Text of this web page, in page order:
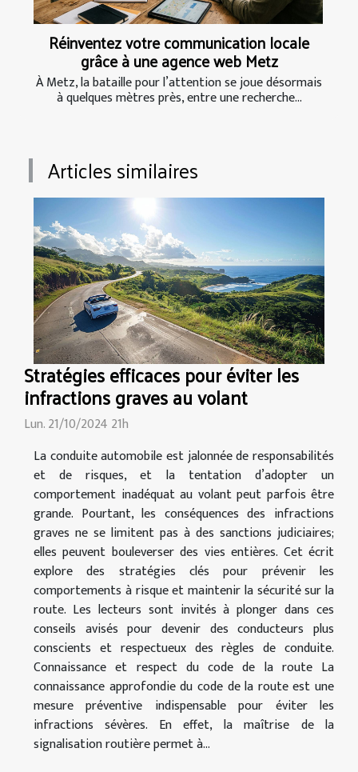
Réinventez votre communication locale
grâce à une agence web Metz
À Metz, la bataille pour l’attention se joue désormais
à quelques mètres près, entre une recherche...
Articles similaires
Stratégies efficaces pour éviter les
infractions graves au volant
Lun. 21/10/2024 21h
La conduite automobile est jalonnée de responsabilités
et de risques, et la tentation d’adopter un
comportement inadéquat au volant peut parfois être
grande. Pourtant, les conséquences des infractions
graves ne se limitent pas à des sanctions judiciaires;
elles peuvent bouleverser des vies entières. Cet écrit
explore des stratégies clés pour prévenir les
comportements à risque et maintenir la sécurité sur la
route. Les lecteurs sont invités à plonger dans ces
conseils avisés pour devenir des conducteurs plus
conscients et respectueux des règles de conduite.
Connaissance et respect du code de la route La
connaissance approfondie du code de la route est une
mesure préventive indispensable pour éviter les
infractions sévères. En effet, la maîtrise de la
signalisation routière permet à...